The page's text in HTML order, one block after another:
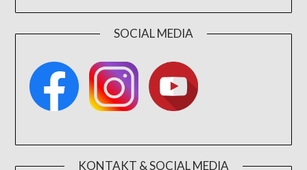
SOCIAL MEDIA
KONTAKT & SOCIAL MEDIA